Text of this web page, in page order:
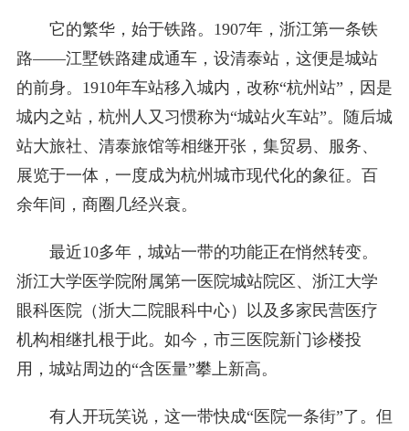
它的繁华，始于铁路。1907年，浙江第一条铁
路——江墅铁路建成通车，设清泰站，这便是城站
的前身。1910年车站移入城内，改称“杭州站”，因是
城内之站，杭州人又习惯称为“城站火车站”。随后城
站大旅社、清泰旅馆等相继开张，集贸易、服务、
展览于一体，一度成为杭州城市现代化的象征。百
余年间，商圈几经兴衰。
最近10多年，城站一带的功能正在悄然转变。
浙江大学医学院附属第一医院城站院区、浙江大学
眼科医院（浙大二院眼科中心）以及多家民营医疗
机构相继扎根于此。如今，市三医院新门诊楼投
用，城站周边的“含医量”攀上新高。
有人开玩笑说，这一带快成“医院一条街”了。但